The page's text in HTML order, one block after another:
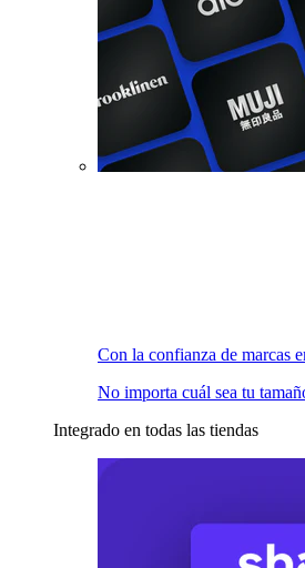
Con la confianza de marcas
No importa cuál sea tu
Integrado en todas las tiendas